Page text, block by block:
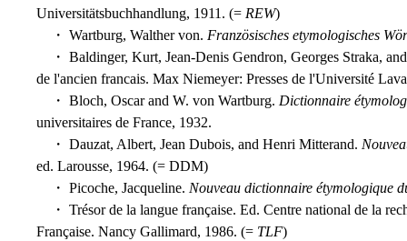
Universitätsbuchhandlung, 1911. (= REW)
・ Wartburg, Walther von. Französisches etymologisches
・ Baldinger, Kurt, Jean-Denis Gendron, Georges Straka,
de l'ancien francais. Max Niemeyer: Presses de l'Université
・ Bloch, Oscar and W. von Wartburg. Dictionnaire
universitaires de France, 1932.
・ Dauzat, Albert, Jean Dubois, and Henri Mitterand.
ed. Larousse, 1964. (= DDM)
・ Picoche, Jacqueline. Nouveau dictionnaire étymologique
・ Trésor de la langue française. Ed. Centre national de la
Française. Nancy Gallimard, 1986. (= TLF)